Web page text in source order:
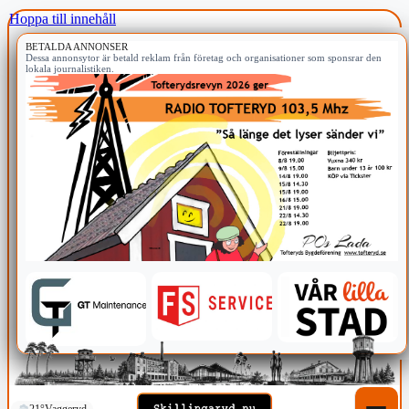
Hoppa till innehåll
BETALDA ANNONSER
Dessa annonsytor är betald reklam från företag och organisationer som sponsrar den
lokala journalistiken.